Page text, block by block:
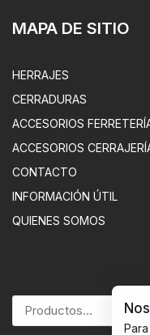
MAPA DE SITIO
HERRAJES
CERRADURAS
ACCESORIOS
ACCESORIOS
CONTACTO
INFORMACIÓN ÚTIL
QUIENES SOMOS